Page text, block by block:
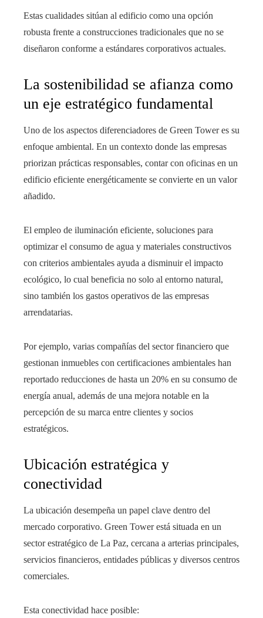
Estas cualidades sitúan al edificio como una opción
robusta frente a construcciones tradicionales que no se
diseñaron conforme a estándares corporativos actuales.
La sostenibilidad se afianza como
un eje estratégico fundamental
Uno de los aspectos diferenciadores de Green Tower es su
enfoque ambiental. En un contexto donde las empresas
priorizan prácticas responsables, contar con oficinas en un
edificio eficiente energéticamente se convierte en un valor
añadido.
El empleo de iluminación eficiente, soluciones para
optimizar el consumo de agua y materiales constructivos
con criterios ambientales ayuda a disminuir el impacto
ecológico, lo cual beneficia no solo al entorno natural,
sino también los gastos operativos de las empresas
arrendatarias.
Por ejemplo, varias compañías del sector financiero que
gestionan inmuebles con certificaciones ambientales han
reportado reducciones de hasta un 20% en su consumo de
energía anual, además de una mejora notable en la
percepción de su marca entre clientes y socios
estratégicos.
Ubicación estratégica y
conectividad
La ubicación desempeña un papel clave dentro del
mercado corporativo. Green Tower está situada en un
sector estratégico de La Paz, cercana a arterias principales,
servicios financieros, entidades públicas y diversos centros
comerciales.
Esta conectividad hace posible: